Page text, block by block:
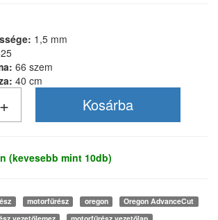
1,5 mm
66 szem
40 cm
(kevesebb mint 10db)
motorfűrész oregon
Oregon AdvanceCut